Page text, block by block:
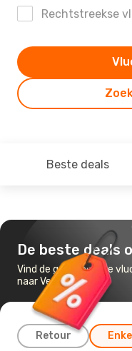
Rechtstreekse
Beste deals
De beste deals
Vind de goedkoopste
naar Venetië
Retour